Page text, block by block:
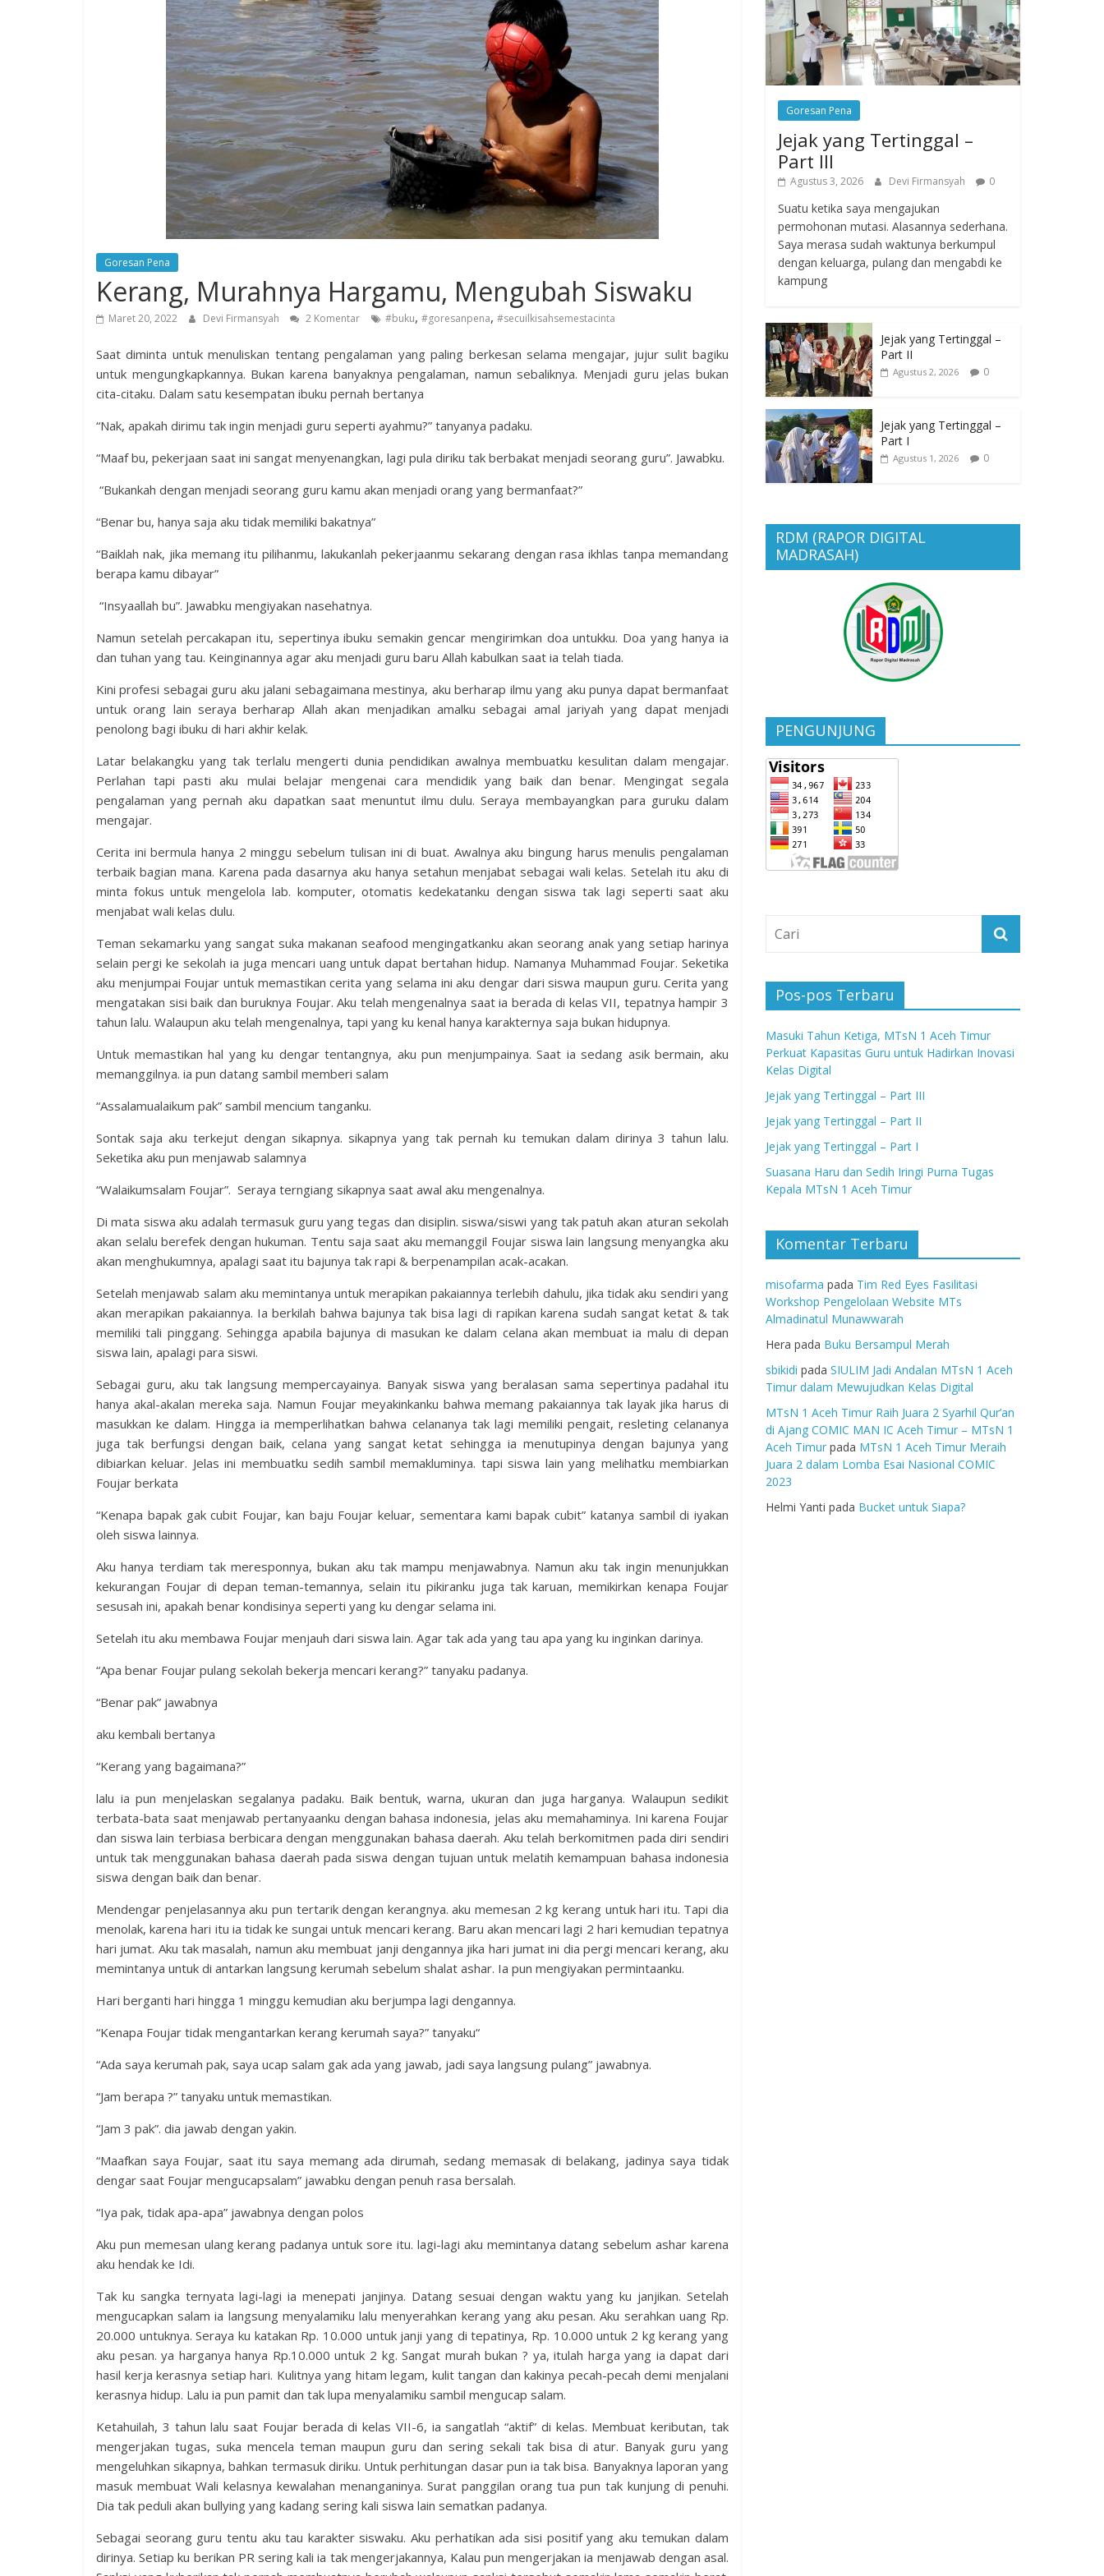
Goresan Pena
Kerang, Murahnya Hargamu, Mengubah Siswaku
Maret 20, 2022 Devi Firmansyah 2 Komentar #buku, #goresanpena, #secuilkisahsemestacinta
Saat diminta untuk menuliskan tentang pengalaman yang paling berkesan selama mengajar, jujur sulit bagiku
untuk mengungkapkannya. Bukan karena banyaknya pengalaman, namun sebaliknya. Menjadi guru jelas bukan
cita-citaku. Dalam satu kesempatan ibuku pernah bertanya
“Nak, apakah dirimu tak ingin menjadi guru seperti ayahmu?” tanyanya padaku.
“Maaf bu, pekerjaan saat ini sangat menyenangkan, lagi pula diriku tak berbakat menjadi seorang guru”. Jawabku.
“Bukankah dengan menjadi seorang guru kamu akan menjadi orang yang bermanfaat?”
“Benar bu, hanya saja aku tidak memiliki bakatnya”
“Baiklah nak, jika memang itu pilihanmu, lakukanlah pekerjaanmu sekarang dengan rasa ikhlas tanpa memandang
berapa kamu dibayar”
“Insyaallah bu”. Jawabku mengiyakan nasehatnya.
Namun setelah percakapan itu, sepertinya ibuku semakin gencar mengirimkan doa untukku. Doa yang hanya ia
dan tuhan yang tau. Keinginannya agar aku menjadi guru baru Allah kabulkan saat ia telah tiada.
Kini profesi sebagai guru aku jalani sebagaimana mestinya, aku berharap ilmu yang aku punya dapat bermanfaat
untuk orang lain seraya berharap Allah akan menjadikan amalku sebagai amal jariyah yang dapat menjadi
penolong bagi ibuku di hari akhir kelak.
Latar belakangku yang tak terlalu mengerti dunia pendidikan awalnya membuatku kesulitan dalam mengajar.
Perlahan tapi pasti aku mulai belajar mengenai cara mendidik yang baik dan benar. Mengingat segala
pengalaman yang pernah aku dapatkan saat menuntut ilmu dulu. Seraya membayangkan para guruku dalam
mengajar.
Cerita ini bermula hanya 2 minggu sebelum tulisan ini di buat. Awalnya aku bingung harus menulis pengalaman
terbaik bagian mana. Karena pada dasarnya aku hanya setahun menjabat sebagai wali kelas. Setelah itu aku di
minta fokus untuk mengelola lab. komputer, otomatis kedekatanku dengan siswa tak lagi seperti saat aku
menjabat wali kelas dulu.
Teman sekamarku yang sangat suka makanan seafood mengingatkanku akan seorang anak yang setiap harinya
selain pergi ke sekolah ia juga mencari uang untuk dapat bertahan hidup. Namanya Muhammad Foujar. Seketika
aku menjumpai Foujar untuk memastikan cerita yang selama ini aku dengar dari siswa maupun guru. Cerita yang
mengatakan sisi baik dan buruknya Foujar. Aku telah mengenalnya saat ia berada di kelas VII, tepatnya hampir 3
tahun lalu. Walaupun aku telah mengenalnya, tapi yang ku kenal hanya karakternya saja bukan hidupnya.
Untuk memastikan hal yang ku dengar tentangnya, aku pun menjumpainya. Saat ia sedang asik bermain, aku
memanggilnya. ia pun datang sambil memberi salam
“Assalamualaikum pak” sambil mencium tanganku.
Sontak saja aku terkejut dengan sikapnya. sikapnya yang tak pernah ku temukan dalam dirinya 3 tahun lalu.
Seketika aku pun menjawab salamnya
“Walaikumsalam Foujar”. Seraya terngiang sikapnya saat awal aku mengenalnya.
Di mata siswa aku adalah termasuk guru yang tegas dan disiplin. siswa/siswi yang tak patuh akan aturan sekolah
akan selalu berefek dengan hukuman. Tentu saja saat aku memanggil Foujar siswa lain langsung menyangka aku
akan menghukumnya, apalagi saat itu bajunya tak rapi & berpenampilan acak-acakan.
Setelah menjawab salam aku memintanya untuk merapikan pakaiannya terlebih dahulu, jika tidak aku sendiri yang
akan merapikan pakaiannya. Ia berkilah bahwa bajunya tak bisa lagi di rapikan karena sudah sangat ketat & tak
memiliki tali pinggang. Sehingga apabila bajunya di masukan ke dalam celana akan membuat ia malu di depan
siswa lain, apalagi para siswi.
Sebagai guru, aku tak langsung mempercayainya. Banyak siswa yang beralasan sama sepertinya padahal itu
hanya akal-akalan mereka saja. Namun Foujar meyakinkanku bahwa memang pakaiannya tak layak jika harus di
masukkan ke dalam. Hingga ia memperlihatkan bahwa celananya tak lagi memiliki pengait, resleting celananya
juga tak berfungsi dengan baik, celana yang sangat ketat sehingga ia menutupinya dengan bajunya yang
dibiarkan keluar. Jelas ini membuatku sedih sambil memakluminya. tapi siswa lain yang melihatku membiarkan
Foujar berkata
“Kenapa bapak gak cubit Foujar, kan baju Foujar keluar, sementara kami bapak cubit” katanya sambil di iyakan
oleh siswa lainnya.
Aku hanya terdiam tak meresponnya, bukan aku tak mampu menjawabnya. Namun aku tak ingin menunjukkan
kekurangan Foujar di depan teman-temannya, selain itu pikiranku juga tak karuan, memikirkan kenapa Foujar
sesusah ini, apakah benar kondisinya seperti yang ku dengar selama ini.
Setelah itu aku membawa Foujar menjauh dari siswa lain. Agar tak ada yang tau apa yang ku inginkan darinya.
“Apa benar Foujar pulang sekolah bekerja mencari kerang?” tanyaku padanya.
“Benar pak” jawabnya
aku kembali bertanya
“Kerang yang bagaimana?”
lalu ia pun menjelaskan segalanya padaku. Baik bentuk, warna, ukuran dan juga harganya. Walaupun sedikit
terbata-bata saat menjawab pertanyaanku dengan bahasa indonesia, jelas aku memahaminya. Ini karena Foujar
dan siswa lain terbiasa berbicara dengan menggunakan bahasa daerah. Aku telah berkomitmen pada diri sendiri
untuk tak menggunakan bahasa daerah pada siswa dengan tujuan untuk melatih kemampuan bahasa indonesia
siswa dengan baik dan benar.
Mendengar penjelasannya aku pun tertarik dengan kerangnya. aku memesan 2 kg kerang untuk hari itu. Tapi dia
menolak, karena hari itu ia tidak ke sungai untuk mencari kerang. Baru akan mencari lagi 2 hari kemudian tepatnya
hari jumat. Aku tak masalah, namun aku membuat janji dengannya jika hari jumat ini dia pergi mencari kerang, aku
memintanya untuk di antarkan langsung kerumah sebelum shalat ashar. Ia pun mengiyakan permintaanku.
Hari berganti hari hingga 1 minggu kemudian aku berjumpa lagi dengannya.
“Kenapa Foujar tidak mengantarkan kerang kerumah saya?” tanyaku“
“Ada saya kerumah pak, saya ucap salam gak ada yang jawab, jadi saya langsung pulang” jawabnya.
“Jam berapa ?” tanyaku untuk memastikan.
“Jam 3 pak”. dia jawab dengan yakin.
“Maafkan saya Foujar, saat itu saya memang ada dirumah, sedang memasak di belakang, jadinya saya tidak
dengar saat Foujar mengucapsalam” jawabku dengan penuh rasa bersalah.
“Iya pak, tidak apa-apa” jawabnya dengan polos
Aku pun memesan ulang kerang padanya untuk sore itu. lagi-lagi aku memintanya datang sebelum ashar karena
aku hendak ke Idi.
Tak ku sangka ternyata lagi-lagi ia menepati janjinya. Datang sesuai dengan waktu yang ku janjikan. Setelah
mengucapkan salam ia langsung menyalamiku lalu menyerahkan kerang yang aku pesan. Aku serahkan uang Rp.
20.000 untuknya. Seraya ku katakan Rp. 10.000 untuk janji yang di tepatinya, Rp. 10.000 untuk 2 kg kerang yang
aku pesan. ya harganya hanya Rp.10.000 untuk 2 kg. Sangat murah bukan ? ya, itulah harga yang ia dapat dari
hasil kerja kerasnya setiap hari. Kulitnya yang hitam legam, kulit tangan dan kakinya pecah-pecah demi menjalani
kerasnya hidup. Lalu ia pun pamit dan tak lupa menyalamiku sambil mengucap salam.
Ketahuilah, 3 tahun lalu saat Foujar berada di kelas VII-6, ia sangatlah “aktif” di kelas. Membuat keributan, tak
mengerjakan tugas, suka mencela teman maupun guru dan sering sekali tak bisa di atur. Banyak guru yang
mengeluhkan sikapnya, bahkan termasuk diriku. Untuk perhitungan dasar pun ia tak bisa. Banyaknya laporan yang
masuk membuat Wali kelasnya kewalahan menanganinya. Surat panggilan orang tua pun tak kunjung di penuhi.
Dia tak peduli akan bullying yang kadang sering kali siswa lain sematkan padanya.
Sebagai seorang guru tentu aku tau karakter siswaku. Aku perhatikan ada sisi positif yang aku temukan dalam
dirinya. Setiap ku berikan PR sering kali ia tak mengerjakannya, Kalau pun mengerjakan ia menjawab dengan asal.
Goresan Pena
Jejak yang Tertinggal –
Part III
Agustus 3, 2026 Devi Firmansyah 0
Suatu ketika saya mengajukan
permohonan mutasi. Alasannya sederhana.
Saya merasa sudah waktunya berkumpul
dengan keluarga, pulang dan mengabdi ke
kampung
Jejak yang Tertinggal –
Part II
Agustus 2, 2026 0
Jejak yang Tertinggal –
Part I
Agustus 1, 2026 0
RDM (RAPOR DIGITAL
MADRASAH)
PENGUNJUNG
Pos-pos Terbaru
Masuki Tahun Ketiga, MTsN 1 Aceh Timur
Perkuat Kapasitas Guru untuk Hadirkan Inovasi
Kelas Digital
Jejak yang Tertinggal – Part III
Jejak yang Tertinggal – Part II
Jejak yang Tertinggal – Part I
Suasana Haru dan Sedih Iringi Purna Tugas
Kepala MTsN 1 Aceh Timur
Komentar Terbaru
misofarma pada Tim Red Eyes Fasilitasi
Workshop Pengelolaan Website MTs
Almadinatul Munawwarah
Hera pada Buku Bersampul Merah
sbikidi pada SIULIM Jadi Andalan MTsN 1 Aceh
Timur dalam Mewujudkan Kelas Digital
MTsN 1 Aceh Timur Raih Juara 2 Syarhil Qur’an
di Ajang COMIC MAN IC Aceh Timur – MTsN 1
Aceh Timur pada MTsN 1 Aceh Timur Meraih
Juara 2 dalam Lomba Esai Nasional COMIC
2023
Helmi Yanti pada Bucket untuk Siapa?